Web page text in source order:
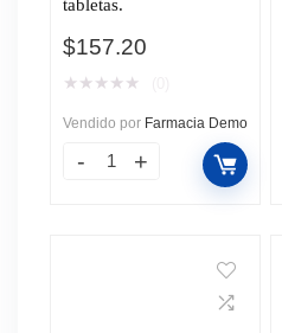
tabletas.
$157.20
★ ★ ★ ★ ★
Vendido por Farmacia Demo